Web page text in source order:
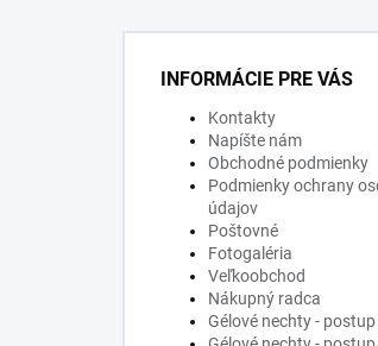
INFORMÁCIE PRE VÁS
Kontakty
Napíšte nám
Obchodné podmienky
Podmienky ochrany
údajov
Poštovné
Fotogaléria
Veľkoobchod
Nákupný radca
Gélové nechty - postup